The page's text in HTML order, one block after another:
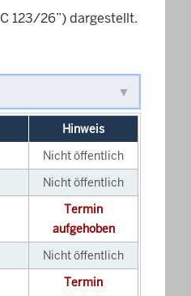
C 123/26”) dargestellt.
Hinweis
Nicht öffentlich
Nicht öffentlich
Termin
aufgehoben
Nicht öffentlich
Termin